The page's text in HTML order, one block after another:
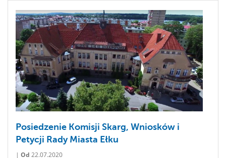
Posiedzenie Komisji Skarg, Wniosków i
Petycji Rady Miasta Ełku
| Od 22.07.2020